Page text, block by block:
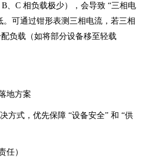
、C 相负载极少），会导致 “三相电
可通过钳形表测三相电流，若三相
负载（如将部分设备移至轻载
地方案
方式，优先保障 “设备安全” 和 “供
任）